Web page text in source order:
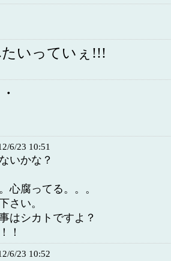
いっていぇ!!!
6/23 10:51
いかな？
心腐ってる。。。
さい。
はシカトですよ？
！
6/23 10:52